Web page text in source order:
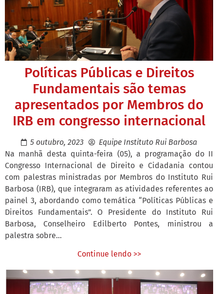
Políticas Públicas e Direitos
Fundamentais são temas
apresentados por Membros do
IRB em congresso internacional
5 outubro, 2023
Equipe Instituto Rui Barbosa
Na manhã desta quinta-feira (05), a programação do II
Congresso Internacional de Direito e Cidadania contou
com palestras ministradas por Membros do Instituto Rui
Barbosa (IRB), que integraram as atividades referentes ao
painel 3, abordando como temática “Políticas Públicas e
Direitos Fundamentais”. O Presidente do Instituto Rui
Barbosa, Conselheiro Edilberto Pontes, ministrou a
palestra sobre...
Continue lendo >>